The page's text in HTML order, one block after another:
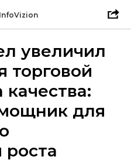
увеличил
торговой
для